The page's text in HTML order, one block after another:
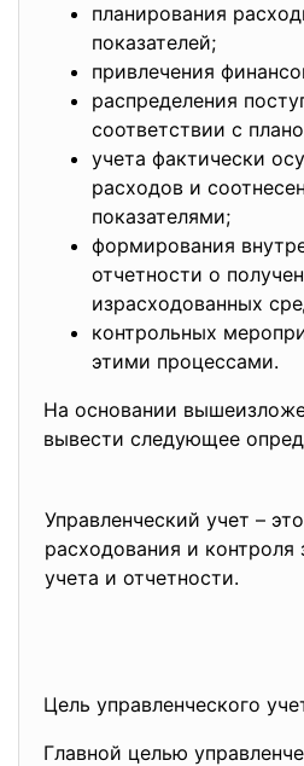
планирования
показателей;
привлечения
распределения
соответствии с
учета фактически
расходов и
показателями;
формирования
отчетности о
израсходованных
контрольных
этими процессами.
На основании
вывести следующее
Управленческий учет –
расходования и
учета и отчетности.
Цель управленческого
Главной целью